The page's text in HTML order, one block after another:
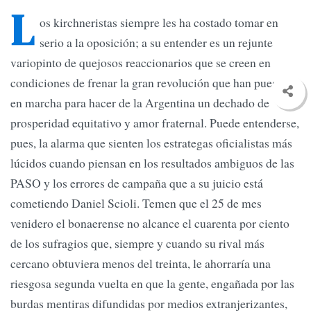
L os kirchneristas siempre les ha costado tomar en
serio a la oposición; a su entender es un rejunte
variopinto de quejosos reaccionarios que se creen en
condiciones de frenar la gran revolución que han puesto
en marcha para hacer de la Argentina un dechado de
prosperidad equitativo y amor fraternal. Puede entenderse,
pues, la alarma que sienten los estrategas oficialistas más
lúcidos cuando piensan en los resultados ambiguos de las
PASO y los errores de campaña que a su juicio está
cometiendo Daniel Scioli. Temen que el 25 de mes
venidero el bonaerense no alcance el cuarenta por ciento
de los sufragios que, siempre y cuando su rival más
cercano obtuviera menos del treinta, le ahorraría una
riesgosa segunda vuelta en que la gente, engañada por las
burdas mentiras difundidas por medios extranjerizantes,